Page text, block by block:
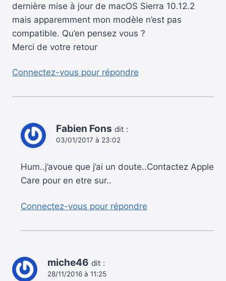
dernière mise à jour de macOS Sierra 10.12.2
mais apparemment mon modèle n’est pas
compatible. Qu’en pensez vous ?
Merci de votre retour
Connectez-vous pour répondre
Fabien Fons dit :
03/01/2017 à 23:02
Hum..j’avoue que j’ai un doute..Contactez Apple
Care pour en etre sur..
Connectez-vous pour répondre
miche46 dit :
28/11/2016 à 11:25